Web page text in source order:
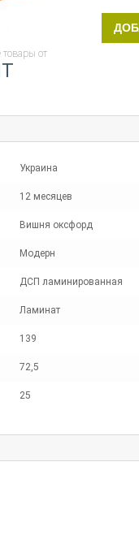
товары от
Украина
12 месяцев
Вишня оксфорд
Модерн
ДСП ламинированная
Ламинат
139
72,5
25